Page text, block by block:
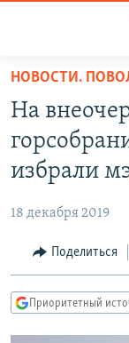
доступа
Вернуться
основному
Вернутся
Вернутся
ПОДКАСТЫ
АВТОРСКИЕ
МНЕНИЯ
КУЛЬТУРА
КАВКАЗ.РЕАЛИИ
НОВОСТИ.
На
избрали
18 декабря 2019
Поделиться
Приоритетный